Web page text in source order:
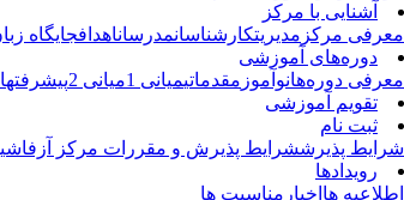
آشنایی با مرکز
معرفی مرکز مدیریتکارشناسانمدرساناهدافجایگاه
دوره‌های آموزشی
معرفی دوره‌هانوآموز مقدماتیمیانی 1 میانی 2 پیشرفته
تقویم آموزشی
ثبت نام
شرایط پذیرششرایط پذیرش و مقررات مرکز آزفا
رویدادها
اطلاعیه ها اخبار مناسبت ها